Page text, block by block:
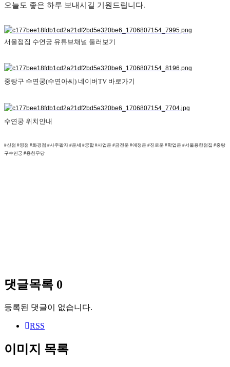
오늘도 좋은 하루 보내시길 기원드립니다.
서울점집 수연궁 유튜브채널 둘러보기
중랑구 수연궁(수연아씨) 네이버TV 바로가기
수연궁 위치안내
#신점 #영점 #화경점 #사주팔자 #운세 #궁합 #사업운 #금전운 #애정운 #진로운 #학업운 #서울용한점집 #중랑
구수연궁 #용한무당
댓글목록 0
등록된 댓글이 없습니다.
RSS
이미지 목록